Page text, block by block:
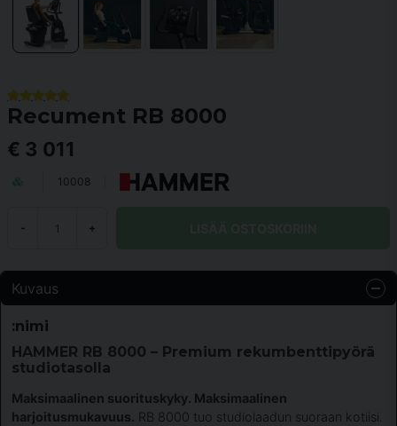
Recument RB 8000
€ 3 011
10008
- +
Kuvaus
:nimi
HAMMER RB 8000 – Premium rekumbenttipyörä
studiotasolla
Maksimaalinen suorituskyky. Maksimaalinen
harjoitusmukavuus. RB 8000 tuo studiolaadun suoraan kotiisi.